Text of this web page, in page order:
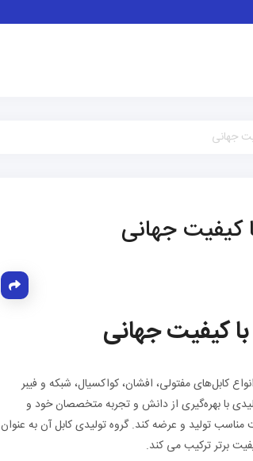
جهانی
کیفیت جهانی
با کیفیت جهانی
کابل‌های مفتولی، افشان، کواکسیال، شبکه و فیبر
با بهره‌گیری از دانش و تجربه متخصصان خود و
مناسب تولید و عرضه کند. گروه تولیدی کابل آن به عنوان
برتر ترکیب می کند.